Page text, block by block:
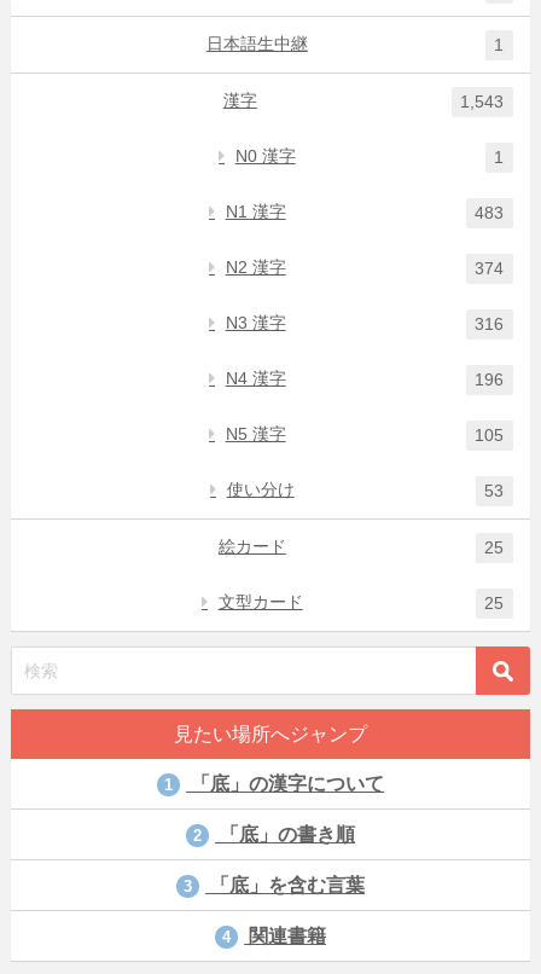
日本語生中継 1
漢字 1,543
N0 漢字 1
N1 漢字 483
N2 漢字 374
N3 漢字 316
N4 漢字 196
N5 漢字 105
使い分け 53
絵カード 25
文型カード 25
見たい場所へジャンプ
1 「底」の漢字について
2 「底」の書き順
3 「底」を含む言葉
4 関連書籍